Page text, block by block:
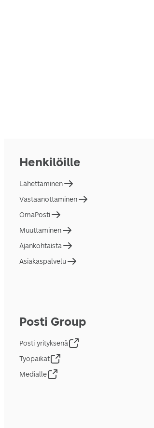
Henkilöille
Lähettäminen
Vastaanottaminen
OmaPosti
Muuttaminen
Ajankohtaista
Asiakaspalvelu
Posti Group
Posti yrityksenä
Työpaikat
Medialle